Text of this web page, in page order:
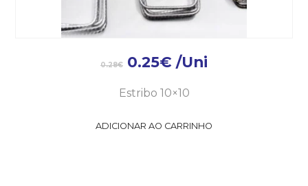
0.28€ 0.25€ /Uni
Estribo 10×10
ADICIONAR AO CARRINHO